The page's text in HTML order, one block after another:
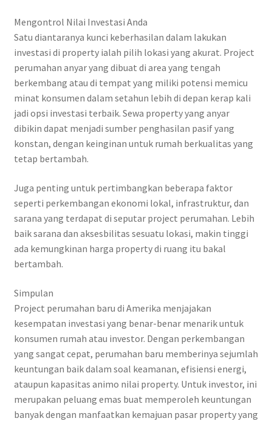
Mengontrol Nilai Investasi Anda
Satu diantaranya kunci keberhasilan dalam lakukan
investasi di property ialah pilih lokasi yang akurat. Project
perumahan anyar yang dibuat di area yang tengah
berkembang atau di tempat yang miliki potensi memicu
minat konsumen dalam setahun lebih di depan kerap kali
jadi opsi investasi terbaik. Sewa property yang anyar
dibikin dapat menjadi sumber penghasilan pasif yang
konstan, dengan keinginan untuk rumah berkualitas yang
tetap bertambah.
Juga penting untuk pertimbangkan beberapa faktor
seperti perkembangan ekonomi lokal, infrastruktur, dan
sarana yang terdapat di seputar project perumahan. Lebih
baik sarana dan aksesbilitas sesuatu lokasi, makin tinggi
ada kemungkinan harga property di ruang itu bakal
bertambah.
Simpulan
Project perumahan baru di Amerika menjajakan
kesempatan investasi yang benar-benar menarik untuk
konsumen rumah atau investor. Dengan perkembangan
yang sangat cepat, perumahan baru memberinya sejumlah
keuntungan baik dalam soal keamanan, efisiensi energi,
ataupun kapasitas animo nilai property. Untuk investor, ini
merupakan peluang emas buat memperoleh keuntungan
banyak dengan manfaatkan kemajuan pasar property yang